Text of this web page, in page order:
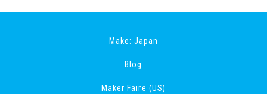
Make: Japan
Blog
Maker Faire (US)